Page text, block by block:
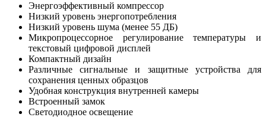
Энергоэффективный компрессор
Низкий уровень энергопотребления
Низкий уровень шума (менее 55 ДБ)
Микропроцессорное регулирование температуры и
текстовый цифровой дисплей
Компактный дизайн
Различные сигнальные и защитные устройства для
сохранения ценных образцов
Удобная конструкция внутренней камеры
Встроенный замок
Светодиодное освещение